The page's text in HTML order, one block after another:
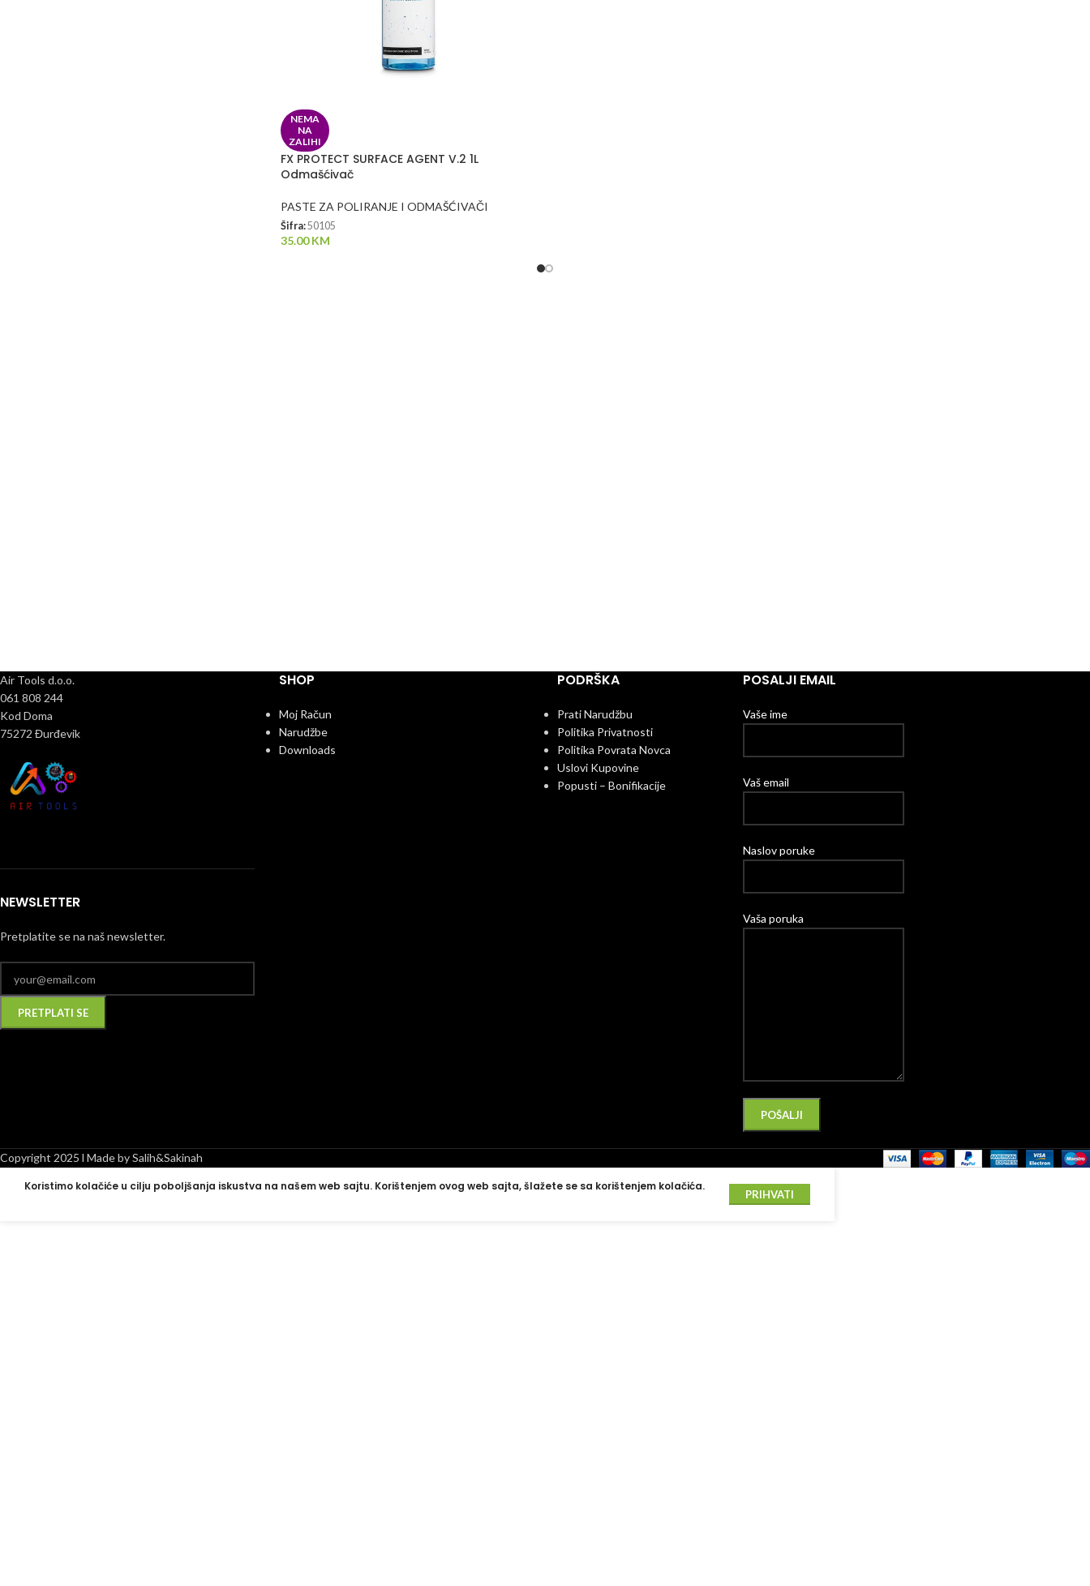
NEMA
NA
ZALIHI
FX PROTECT SURFACE AGENT V.2 1L
Odmašćivač
PASTE ZA POLIRANJE I ODMAŠĆIVAČI
Šifra:50105
35.00KM
Air Tools d.o.o.
061 808 244
Kod Doma
75272 Đurđevik
NEWSLETTER
Pretplatite se na naš newsletter.
SHOP
Moj Račun
Narudžbe
Downloads
PODRŠKA
Prati Narudžbu
Politika Privatnosti
Politika Povrata Novca
Uslovi Kupovine
Popusti – Bonifikacije
POSALJI EMAIL
Vaše ime
Vaš email
Naslov poruke
Vaša poruka
Copyright 2025 l Made by Salih&Sakinah
Koristimo kolačiće u cilju poboljšanja iskustva na našem web sajtu. Korištenjem ovog web sajta, šlažete se sa korištenjem kolačića.
PRIHVATI